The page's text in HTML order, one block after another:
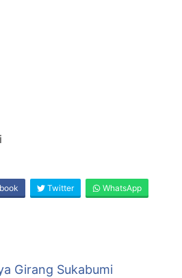
Twitter WhatsApp
Girang Sukabumi